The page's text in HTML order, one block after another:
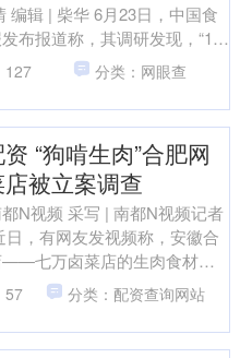
编辑 | 柴华 6月23日，中国食
布报道称，其调研发现，“1点
店存在随意更改食材效期....
127 分类：网眼查
“狗啃生肉”合肥网
被立案调查
N视频 采写 | 南都N视频记者
日，有网友发视频称，安徽合
——七万卤菜店的生肉食材放
啃食，引发关注。6月23日，
57 分类：配资查询网站